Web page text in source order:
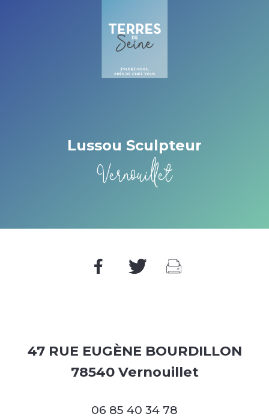
Lussou Sculpteur
Vernouillet
47 RUE EUGÈNE BOURDILLON
78540 Vernouillet
06 85 40 34 78